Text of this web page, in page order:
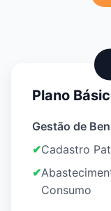
Plano
Gestão de
✔Cadastro
✔
Consumo